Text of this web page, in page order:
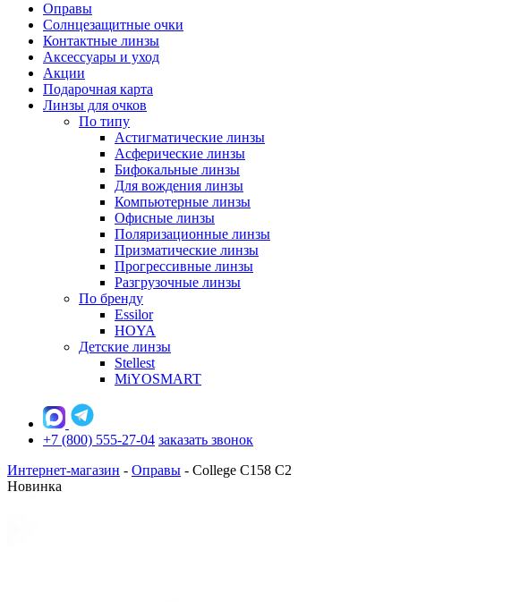
Оправы
Солнцезащитные очки
Контактные линзы
Аксессуары и уход
Акции
Подарочная карта
Линзы для очков
По типу
Астигматические линзы
Асферические линзы
Бифокальные линзы
Для вождения линзы
Компьютерные линзы
Офисные линзы
Поляризационные линзы
Призматические линзы
Прогрессивные линзы
Разгрузочные линзы
По бренду
Essilor
HOYA
Детские линзы
Stellest
MiYOSMART
+7 (800) 555-27-04 заказать звонок
Интернет-магазин - Оправы - College C158 C2
Новинка